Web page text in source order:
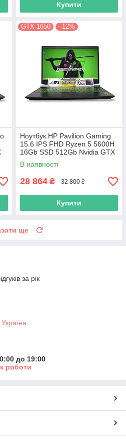
Купити
GTX 1650 –12%
Ноутбук HP Pavilion Gaming
15.6 IPS FHD Ryzen 5 5600H
16Gb SSD 512Gb Nvidia GTX
1650 4GB
В наявності
28 864 ₴ 32 800 ₴
Купити
ще
за рік
до 19:00
роботи